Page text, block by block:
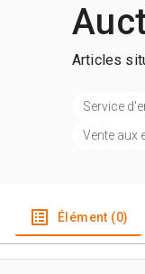
Articles
Service
Vente aux
Élément (0)